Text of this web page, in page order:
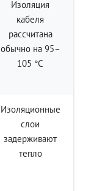
Изоляция
кабеля
рассчитана
обычно на 95–
105 °C
Изоляционные
слои
задерживают
тепло